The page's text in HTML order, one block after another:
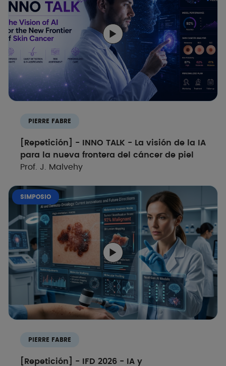
PIERRE FABRE
[Repetición] - INNO TALK - La visión de la IA
para la nueva frontera del cáncer de piel
Prof. J. Malvehy
SIMPOSIO
PIERRE FABRE
[Repetición] - IFD 2026 - IA y